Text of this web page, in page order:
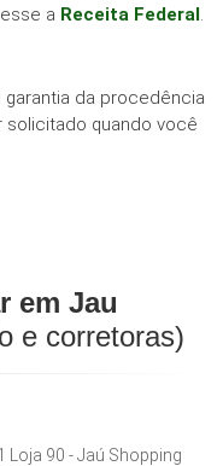
a Receita Federal
da procedência
solicitado quando você
em Jau
e corretoras)
Loja 90 - Jaú Shopping